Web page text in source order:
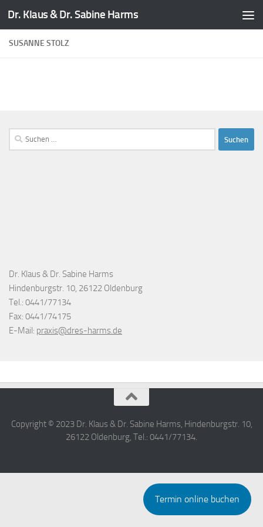
Zum Inhalt springen
Dr. Klaus & Dr. Sabine Harms
SUSANNE STOLZ
Suchen
nach:
Dr. Klaus & Dr. Sabine Harms
Hindenburgstr. 10, 26122 Oldenburg
Tel.: 0441/77134
Fax: 0441/74175
E-Mail: praxis@dres-harms.de
Copyright © 2023 Dr. Klaus & Dr. Sabine Harms, Hindenburgstr. 10,
26122 Oldenburg, Tel.: 0441/77134.
Termin online buchen